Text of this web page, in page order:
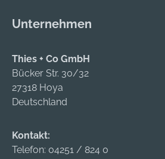
Unternehmen
Thies + Co GmbH
Bücker Str. 30/32
27318 Hoya
Deutschland
Kontakt:
Telefon: 04251 / 824 0